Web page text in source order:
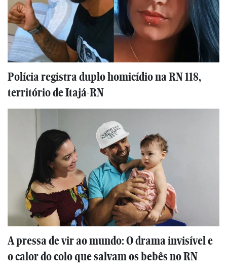
Polícia registra duplo homicídio na RN 118,
território de Itajá-RN
A pressa de vir ao mundo: O drama invisível e
o calor do colo que salvam os bebês no RN